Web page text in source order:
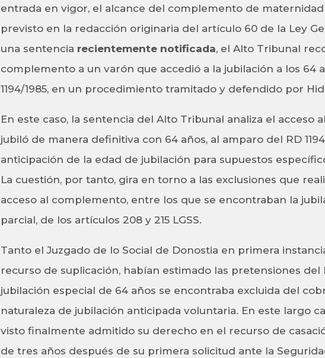
entrada en vigor, el alcance del complemento de
previsto en la redacción originaria del artículo 60 de la Ley
una sentencia recientemente notificada, el Alto Tribunal
complemento a un varón que accedió a la jubilación a los 64
1194/1985, en un procedimiento tramitado y defendido por
En este caso, la sentencia del Alto Tribunal analiza el
jubiló de manera definitiva con 64 años, al amparo del RD
anticipación de la edad de jubilación para supuestos
La cuestión, por tanto, gira en torno a las exclusiones que
acceso al complemento, entre los que se encontraban la
parcial, de los artículos 208 y 215 LGSS.
Tanto el Juzgado de lo Social de Donostia en primera
recurso de suplicación, habían estimado las pretensiones del
jubilación especial de 64 años se encontraba excluida del
naturaleza de jubilación anticipada voluntaria. En este largo
visto finalmente admitido su derecho en el recurso de
de tres años después de su primera solicitud ante la